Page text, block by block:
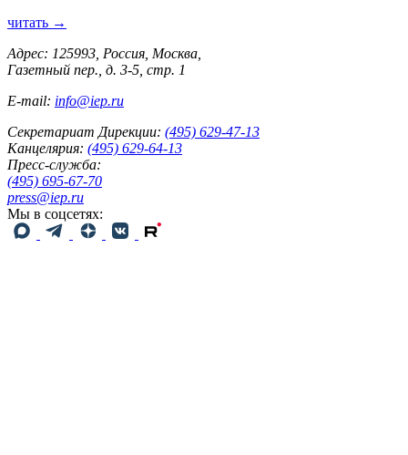
читать →
Адрес: 125993, Россия, Москва,
Газетный пер., д. 3-5, стр. 1
E-mail: info@iep.ru
Секретариат Дирекции: (495) 629-47-13
Канцелярия: (495) 629-64-13
Пресс-служба:
(495) 695-67-70
press@iep.ru
Мы в соцсетях: